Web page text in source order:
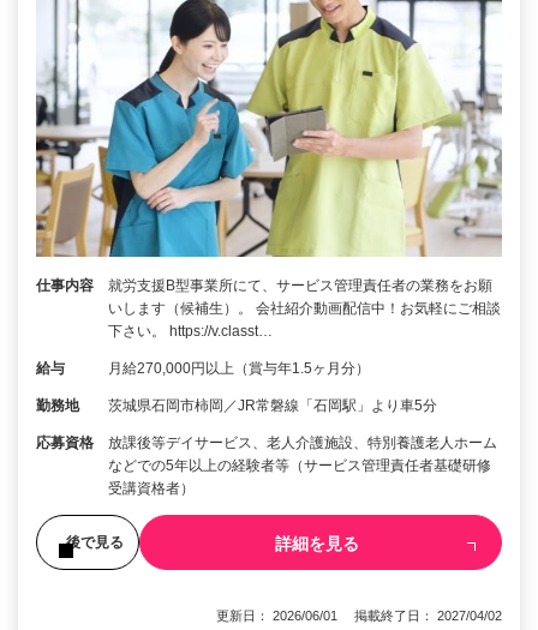
仕事内容
就労支援B型事業所にて、サービス管理責任者の業務をお願
いします（候補生）。 会社紹介動画配信中！お気軽にご相談
下さい。 https://v.classt…
給与 月給270,000円以上（賞与年1.5ヶ月分）
勤務地 茨城県石岡市柿岡／JR常磐線「石岡駅」より車5分
応募資格
放課後等デイサービス、老人介護施設、特別養護老人ホーム
などでの5年以上の経験者等（サービス管理責任者基礎研修
受講資格者）
後で見る 詳細を見る
更新日： 2026/06/01 掲載終了日： 2027/04/02